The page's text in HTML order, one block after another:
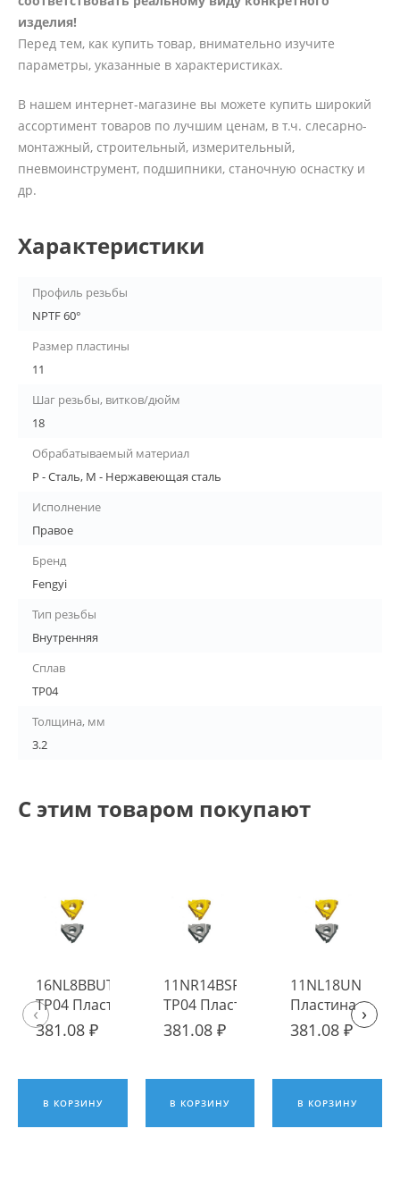
изделия!
Перед тем, как купить товар, внимательно изучите
параметры, указанные в характеристиках.
В нашем интернет-магазине вы можете купить широкий
ассортимент товаров по лучшим ценам, в т.ч. слесарно-
монтажный, строительный, измерительный,
пневмоинструмент, подшипники, станочную оснастку и
др.
Характеристики
Профиль резьбы
NPTF 60°
Размер пластины
11
Шаг резьбы, витков/дюйм
18
Обрабатываемый материал
P - Сталь, M - Нержавеющая сталь
Исполнение
Правое
Бренд
Fengyi
Тип резьбы
Внутренняя
Сплав
TP04
Толщина, мм
3.2
С этим товаром покупают
16NL8BBUT
TP04 Пластина
твердосплавная
381.08 ₽
В КОРЗИНУ
11NR14BSPT
TP04 Пластина
твердосплавная
381.08 ₽
В КОРЗИНУ
11NL18UN TP04
Пластина
381.08 ₽
В КОРЗИНУ
‹ ›